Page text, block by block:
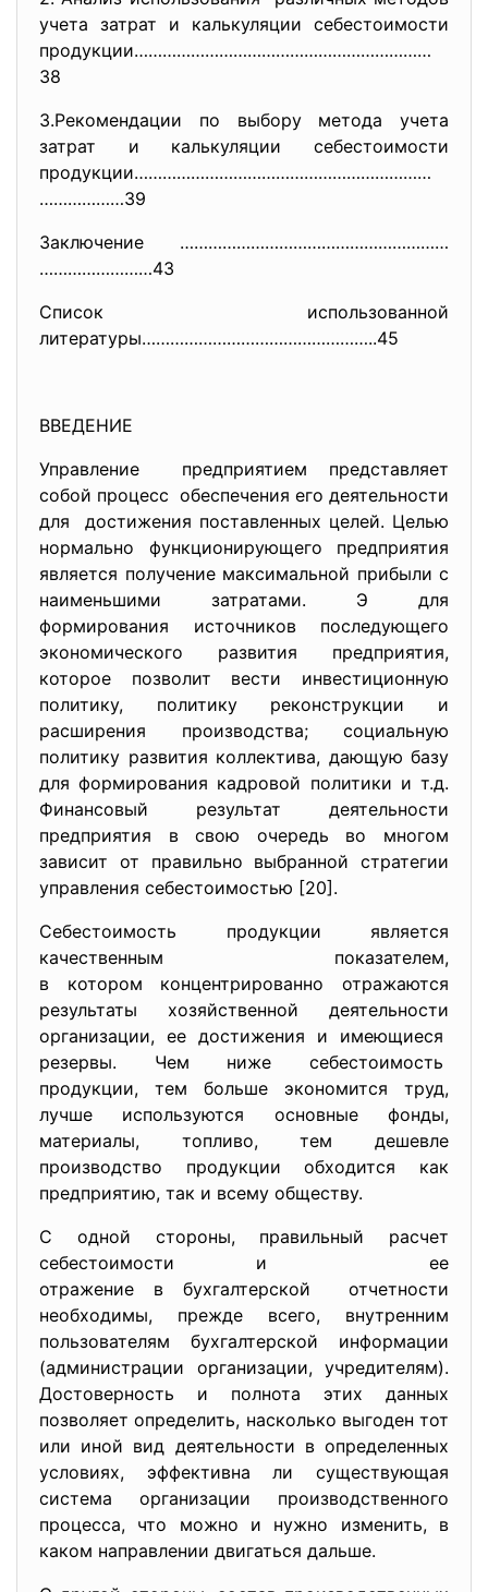
учета затрат и калькуляции себестоимости
продукции………………………………………………………
38
3.Рекомендации по выбору метода учета
затрат и калькуляции себестоимости
продукции………………………………………………………
………………39
Заключение …………………………………………………
……………………43
Список использованной
литературы…………………………………………..45
ВВЕДЕНИЕ
Управление предприятием представляет
собой процесс обеспечения его деятельности
для достижения поставленных целей. Целью
нормально функционирующего предприятия
является получение максимальной прибыли с
наименьшими затратами. Э для
формирования источников последующего
экономического развития предприятия,
которое позволит вести инвестиционную
политику, политику реконструкции и
расширения производства; социальную
политику развития коллектива, дающую базу
для формирования кадровой политики и т.д.
Финансовый результат деятельности
предприятия в свою очередь во многом
зависит от правильно выбранной стратегии
управления себестоимостью [20].
Себестоимость продукции является
качественным показателем,
в котором концентрированно отражаются
результаты хозяйственной деятельности
организации, ее достижения и имеющиеся
резервы. Чем ниже себестоимость
продукции, тем больше экономится труд,
лучше используются основные фонды,
материалы, топливо, тем дешевле
производство продукции обходится как
предприятию, так и всему обществу.
С одной стороны, правильный расчет
себестоимости и ее
отражение в бухгалтерской отчетности
необходимы, прежде всего, внутренним
пользователям бухгалтерской информации
(администрации организации, учредителям).
Достоверность и полнота этих данных
позволяет определить, насколько выгоден тот
или иной вид деятельности в определенных
условиях, эффективна ли существующая
система организации производственного
процесса, что можно и нужно изменить, в
каком направлении двигаться дальше.